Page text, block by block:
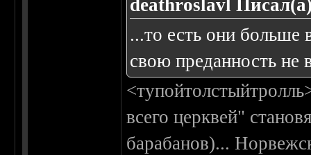
deathroslavl
...то есть они больше
свою преданность не
всего церквей"
барабанов)...